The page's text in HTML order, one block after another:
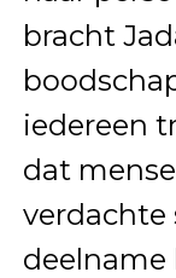
bracht
iedereen
dat
verdachte
deelname